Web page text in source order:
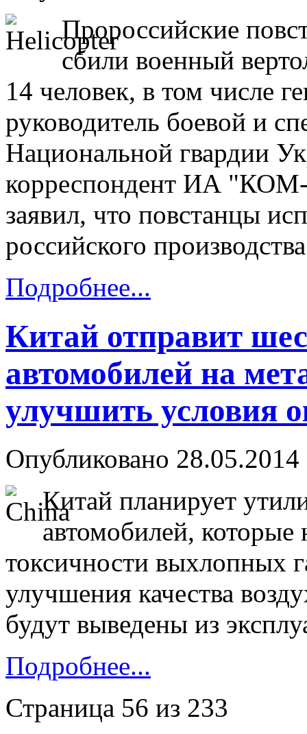
Пророссийские
сбили военный
14 человек, в том числе
руководитель боевой и
Национальной гвардии
корреспондент ИА
заявил, что повстанцы
российского
Подробнее...
Китай отправит
автомобилей на
улучшить условия
Опубликовано
Китай планирует
автомобилей, которые
токсичности выхлопных
улучшения качества
будут выведены из
Подробнее...
Страница 56 из 233